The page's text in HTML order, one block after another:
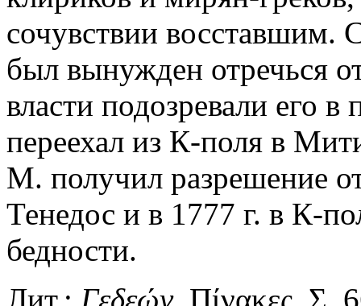
сочувствии восставшим.
был вынужден отречься
власти подозревали его
переехал из К-поля в
М. получил разрешение
Тенедос и в 1777 г. в К-
бедности.
Лит.: Γεδεών. Πίνακες. Σ.